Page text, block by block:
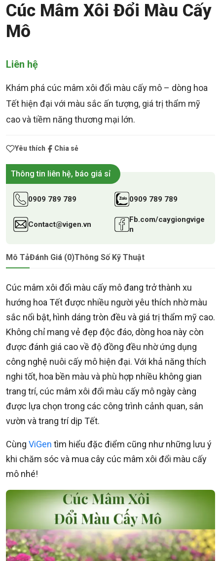
Cúc Mâm Xôi Đổi Màu Cấy
Mô
Liên hệ
Khám phá cúc mâm xôi đổi màu cấy mô – dòng hoa
Tết hiện đại với màu sắc ấn tượng, giá trị thẩm mỹ
cao và tiềm năng thương mại lớn.
Yêu thích Chia sẻ
Thông tin liên hệ, báo giá sỉ
0909 789 789 0909 789 789
Contact@vigen.vn
Fb.com/caygiongvige
n
Mô TảĐánh Giá (0)Thông Số Kỹ Thuật
Cúc mâm xôi đổi màu cấy mô đang trở thành xu
hướng hoa Tết được nhiều người yêu thích nhờ màu
sắc nổi bật, hình dáng tròn đều và giá trị thẩm mỹ cao.
Không chỉ mang vẻ đẹp độc đáo, dòng hoa này còn
được đánh giá cao về độ đồng đều nhờ ứng dụng
công nghệ nuôi cấy mô hiện đại. Với khả năng thích
nghi tốt, hoa bền màu và phù hợp nhiều không gian
trang trí, cúc mâm xôi đổi màu cấy mô ngày càng
được lựa chọn trong các công trình cảnh quan, sân
vườn và trang trí dịp Tết.
Cùng ViGen tìm hiểu đặc điểm cũng như những lưu ý
khi chăm sóc và mua cây cúc mâm xôi đổi màu cấy
mô nhé!